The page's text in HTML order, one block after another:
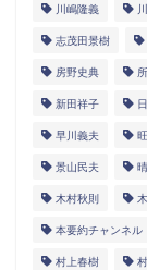
川嶋隆義
志茂田景樹
房野史典
新田祥子
早川義夫
景山民夫
木村秋則
本要約チャンネル
村上春樹